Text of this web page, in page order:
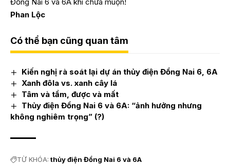
Đồng Nai 6 và 6A khi chưa muộn!
Phan Lộc
Có thể bạn cũng quan tâm
Kiến nghị rà soát lại dự án thủy điện Đồng Nai 6, 6A
Xanh đôla vs. xanh cây lá
Tâm và tầm, được và mất
Thủy điện Đồng Nai 6 và 6A: “ảnh hưởng nhưng
không nghiêm trọng” (?)
TỪ KHÓA: thủy điện Đồng Nai 6 và 6A